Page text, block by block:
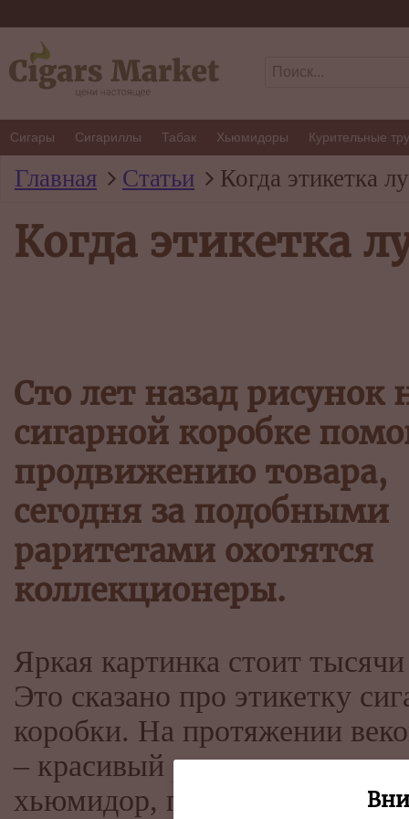
Сигары Сигариллы Табак Хьюмидоры Курительные
Главная Статьи Когда этикетка
Когда этикетка
Сто лет назад рисунок
сигарной коробке
продвижению товара,
сегодня за подобными
раритетами охотятся
коллекционеры.
Яркая картинка стоит
Это сказано про этикетку
коробки. На протяжении
– красивый рисунок,
хьюмидор, помогал успешно